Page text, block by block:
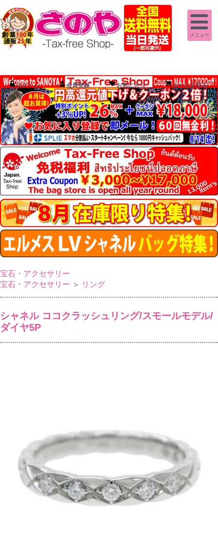
メニュー
ログイン 会員登録 お気に入り カートを見る
宝石・アクセサリー
宝石・アクセサリー ＞ リング
シャネル ココクラッシュリング/スモールモデル/
ダイヤ5P